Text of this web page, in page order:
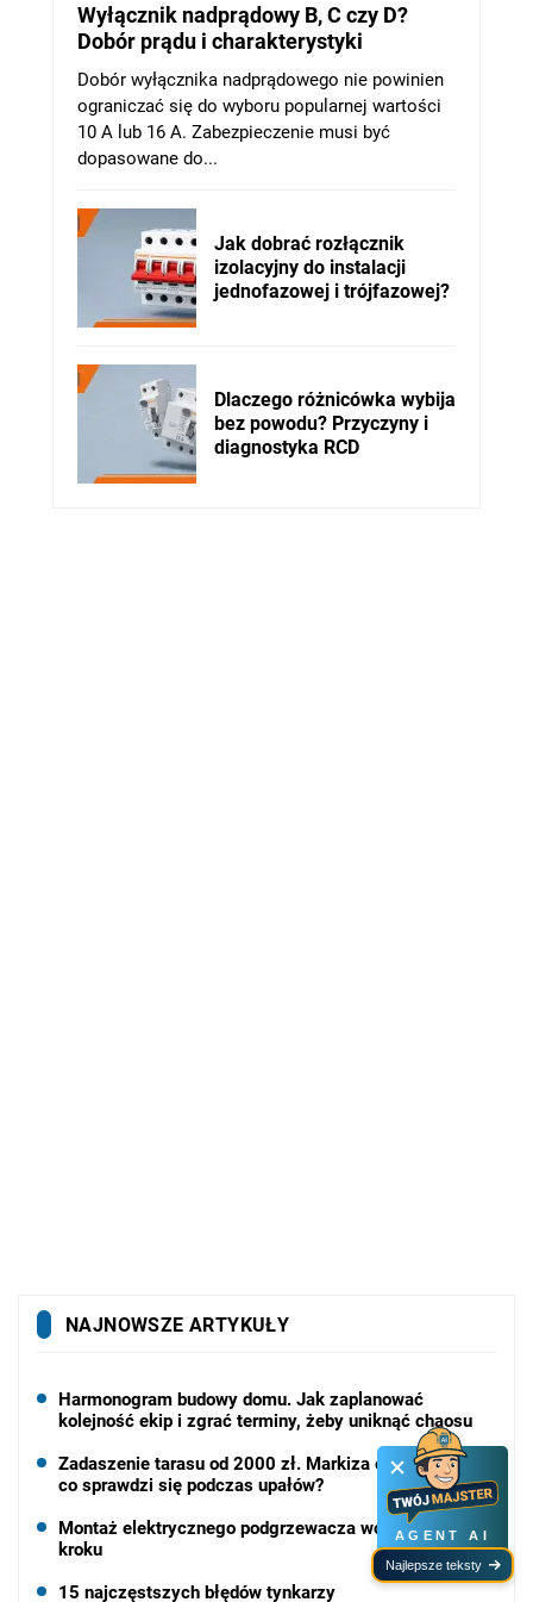
Wyłącznik nadprądowy B, C czy D?
Dobór prądu i charakterystyki
Dobór wyłącznika nadprądowego nie powinien
ograniczać się do wyboru popularnej wartości
10 A lub 16 A. Zabezpieczenie musi być
dopasowane do...
Jak dobrać rozłącznik
izolacyjny do instalacji
jednofazowej i trójfazowej?
Dlaczego różnicówka wybija
bez powodu? Przyczyny i
diagnostyka RCD
NAJNOWSZE ARTYKUŁY
Harmonogram budowy domu. Jak zaplanować
kolejność ekip i zgrać terminy, żeby uniknąć chaosu
Zadaszenie tarasu od 2000 zł. Markiza czy pergola -
co sprawdzi się podczas upałów?
Montaż elektrycznego podgrzewacza wody - krok po
kroku
15 najczęstszych błędów tynkarzy
AGENT AI
Najlepsze teksty